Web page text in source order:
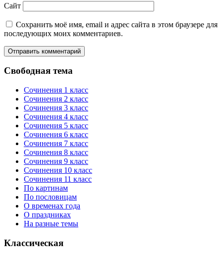
Сайт
Сохранить моё имя, email и адрес сайта в этом браузере для
последующих моих комментариев.
Свободная тема
Сочинения 1 класс
Сочинения 2 класс
Сочинения 3 класс
Сочинения 4 класс
Сочинения 5 класс
Сочинения 6 класс
Сочинения 7 класс
Сочинения 8 класс
Сочинения 9 класс
Сочинения 10 класс
Сочинения 11 класс
По картинам
По пословицам
О временах года
О праздниках
На разные темы
Классическая